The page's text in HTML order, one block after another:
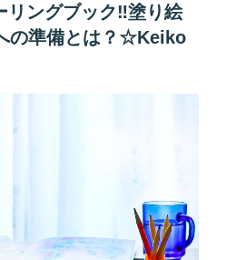
リングブック‼︎塗り絵
の準備とは？☆Keiko